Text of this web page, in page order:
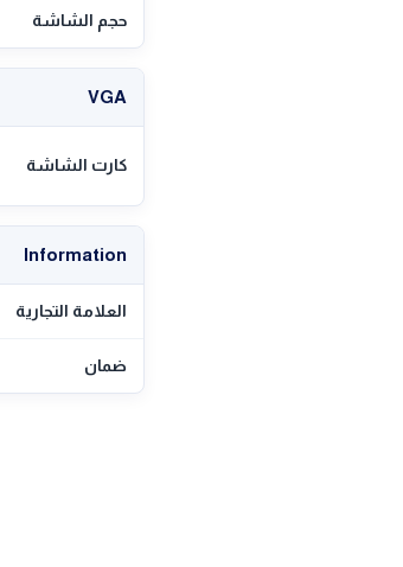
حجم الشاشة
VGA
كارت الشاشة
Information
العلامة التجارية
ضمان